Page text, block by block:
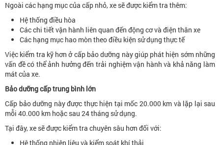
Ngoài các hạng mục của cấp nhỏ, xe sẽ được kiểm tra thêm:
Hệ thống điều hòa
Các chi tiết vận hành liên quan đến động cơ và điện thân xe
Các hạng mục hao mòn theo điều kiện sử dụng thực tế
Việc kiểm tra kỹ hơn ở cấp bảo dưỡng này giúp phát hiện sớm những
vấn đề có thể ảnh hưởng đến trải nghiệm vận hành và khả năng làm
mát của xe.
Bảo dưỡng cấp trung bình lớn
Cấp bảo dưỡng này được thực hiện tại mốc 20.000 km và lặp lại sau
mỗi 40.000 km hoặc sau 24 tháng sử dụng.
Tại đây, xe sẽ được kiểm tra chuyên sâu hơn đối với:
Hệ thống nhiên liệu và kiểm soát khí thải